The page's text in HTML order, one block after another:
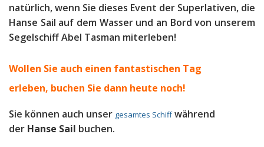
natürlich, wenn Sie dieses Event der Superlativen, die
Hanse Sail auf dem Wasser und an Bord von unserem
Segelschiff Abel Tasman miterleben!
Wollen Sie auch einen fantastischen Tag
erleben, buchen Sie dann heute noch!
Sie können auch unser gesamtes Schiffwährend
der Hanse Sail buchen.